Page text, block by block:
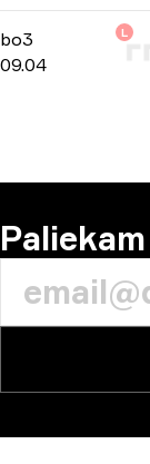
bo3 Relegation-
09.04
L